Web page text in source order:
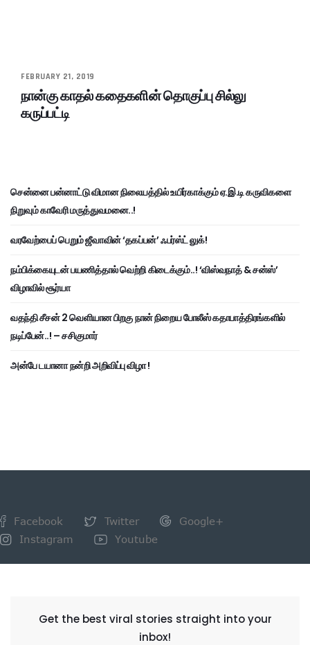
FEBRUARY 21, 2019
நான்கு காதல் கதைகளின் தொகுப்பு சில்லு
கருப்பட்டி
சென்னை பன்னாட்டு விமான நிலையத்தில் உயிர்காக்கும் ஏ.இ.டி கருவிகளை
நிறுவும் காவேரி மருத்துவமனை..!
வரவேற்பைப் பெறும் ஜீவாவின் ‘தகப்பன்’ ஃபர்ஸ்ட் லுக்!
நம்பிக்கையுடன் பயணித்தால் வெற்றி கிடைக்கும்..! ‘விஸ்வநாத் & சன்ஸ்’
விழாவில் சூர்யா
வதந்தி சீசன் 2 வெளியான பிறகு நான் நிறைய போலீஸ் கதாபாத்திரங்களில்
நடிப்பேன்..! – சசிகுமார்
அன்பே டயானா நன்றி அறிவிப்பு விழா !
Facebook Twitter
Google+
Instagram
Youtube
Get the best viral stories straight into your
inbox!